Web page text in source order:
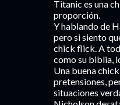
Titanic es una
proporción.
Y hablando de
pero si siento
chick flick. A
como su biblia,
Una buena
pretensiones,
situaciones